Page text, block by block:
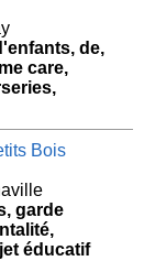
de,
care,
Bois
garde
éducatif